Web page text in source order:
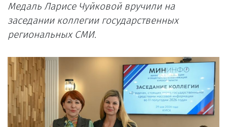
Медаль Ларисе Чуйковой вручили на
заседании коллегии государственных
региональных СМИ.